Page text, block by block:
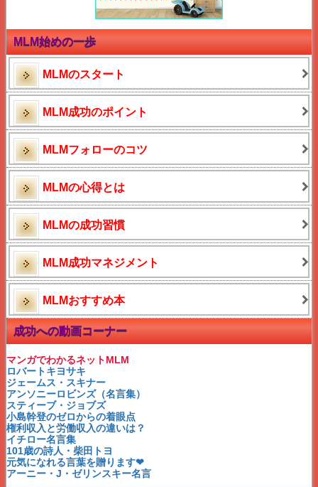
成功の秘訣は3つの人間関係
必ず出会うライバルとは？
MLMの勘違い活動とは？！
成功するダウンの見分け方
長く稼げるMLM
成功の鍵は○○関係
未経験者の成功法
スマホだけで出来る?
シングルマザー紗栄子
在宅MLM成功例と秘訣
成功を邪魔する○○病
MLM成功に不可欠なもの
神田昌典 成功者の告白
ネットビジネス探し方選び方
シングルマザー酒井法子
サンタ営業とお金
50万生保レディの記事反響
シンママ勝間和代の生き方
シンママ安藤美姫の生き方
〇〇がないMLMは嫌われる
MLMの基礎知識
運命を変える資格とは？
西山啓道社長とM3
ニュースキンロールアップ
ネットビジネス失敗逆転法
自宅サロン困った時の秘策
夫源病のチェックと対処法
ダイレクトレスポンスMLM
普通の人でも成功者
ネットで稼ぐ！でも注意して
生き残るネットビジネスとは
どん底さんから本物セレブへ
ネット経験者がビックリ！！
正しく知るパレートの法則
どっちの稼ぎ方が好きなの？
伝説の夫婦が叶えたもの
伝説のホテルとは？
ニュースキンの収入は？
副業から成功する理由２つ
女性起業家・鶴岡秀子さん
ゼロからお金持ちになる！
MLM始めの一歩
MLMのスタート
MLM成功のポイント
MLMフォローのコツ
MLMの心得とは
MLMの成功習慣
MLM成功マネジメント
MLMおすすめ本
成功への動画コーナー
マンガでわかるネットMLM
ロバートキヨサキ
ジェームス・スキナー
アンソニーロビンズ（名言集）
スティーブ・ジョブズ
小島幹登のゼロからの着眼点
権利収入と労働収入の違いは？
イチロー名言集
101歳の詩人・柴田トヨ
元気になれる言葉を贈ります❤
アーニー・J・ゼリンスキー名言